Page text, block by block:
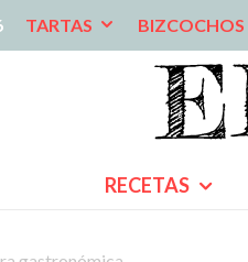
TARTAS BIZCOCHOS
RECETAS